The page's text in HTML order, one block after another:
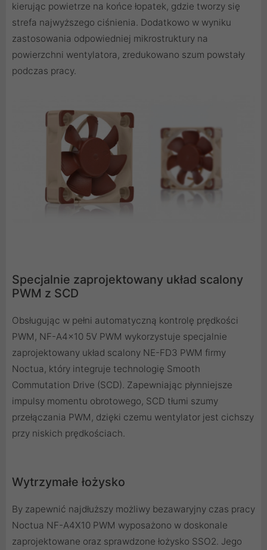
kierując powietrze na końce łopatek, gdzie tworzy się
strefa najwyższego ciśnienia. Dodatkowo w wyniku
zastosowania odpowiedniej mikrostruktury na
powierzchni wentylatora, zredukowano szum powstały
podczas pracy.
Specjalnie zaprojektowany układ scalony
PWM z SCD
Obsługując w pełni automatyczną kontrolę prędkości
PWM, NF-A4x10 5V PWM wykorzystuje specjalnie
zaprojektowany układ scalony NE-FD3 PWM firmy
Noctua, który integruje technologię Smooth
Commutation Drive (SCD). Zapewniając płynniejsze
impulsy momentu obrotowego, SCD tłumi szumy
przełączania PWM, dzięki czemu wentylator jest cichszy
przy niskich prędkościach.
Wytrzymałe łożysko
By zapewnić najdłuższy możliwy bezawaryjny czas pracy
Noctua NF-A4X10 PWM wyposażono w doskonale
zaprojektowane oraz sprawdzone łożysko SSO2. Jego